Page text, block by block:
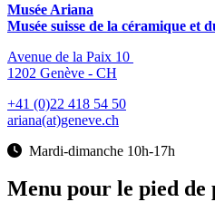
Musée Ariana
Musée suisse de la céramique et
Avenue de la Paix 10
1202 Genève - CH
+41 (0)22 418 54 50
ariana(at)geneve.ch
Mardi-dimanche 10h-17h
Menu pour le pied de